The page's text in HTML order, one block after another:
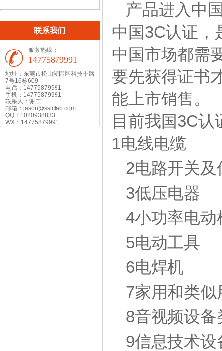
联系我们
服务热线：
14775879991
地址：东莞市松山湖园区科技十路
7号16栋609
电话：14775879991
手机：14775879991
联系人：谢工
邮箱：jason@ssiclab.com
QQ：1020938833
WX：14775879991
产品进入中
中国3C认证，
中国市场都需
要先获得证书
能上市销售。
目前我国3C认
1电线电缆
2电路开关
3低压电器
4小功率电动
5电动工具
6电焊机
7家用和类似
8音视频设备
9信息技术设